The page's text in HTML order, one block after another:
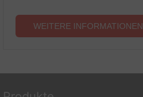
WEITERE INFORMATIONEN